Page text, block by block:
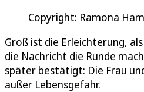
Copyright: Ramona
Groß ist die Erleichterung,
die Nachricht die Runde
später bestätigt: Die Frau
außer Lebensgefahr.